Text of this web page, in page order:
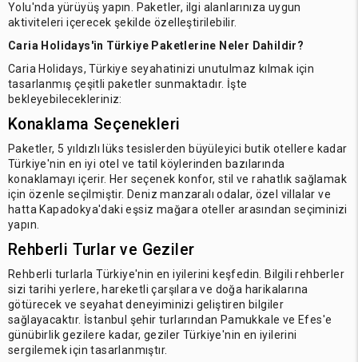
Yolu'nda yürüyüş yapın. Paketler, ilgi alanlarınıza uygun
aktiviteleri içerecek şekilde özelleştirilebilir.
Caria Holidays'in Türkiye Paketlerine Neler Dahildir?
Caria Holidays, Türkiye seyahatinizi unutulmaz kılmak için
tasarlanmış çeşitli paketler sunmaktadır. İşte
bekleyebilecekleriniz:
Konaklama Seçenekleri
Paketler, 5 yıldızlı lüks tesislerden büyüleyici butik otellere kadar
Türkiye'nin en iyi otel ve tatil köylerinden bazılarında
konaklamayı içerir. Her seçenek konfor, stil ve rahatlık sağlamak
için özenle seçilmiştir. Deniz manzaralı odalar, özel villalar ve
hatta Kapadokya'daki eşsiz mağara oteller arasından seçiminizi
yapın.
Rehberli Turlar ve Geziler
Rehberli turlarla Türkiye'nin en iyilerini keşfedin. Bilgili rehberler
sizi tarihi yerlere, hareketli çarşılara ve doğa harikalarına
götürecek ve seyahat deneyiminizi geliştiren bilgiler
sağlayacaktır. İstanbul şehir turlarından Pamukkale ve Efes'e
günübirlik gezilere kadar, geziler Türkiye'nin en iyilerini
sergilemek için tasarlanmıştır.